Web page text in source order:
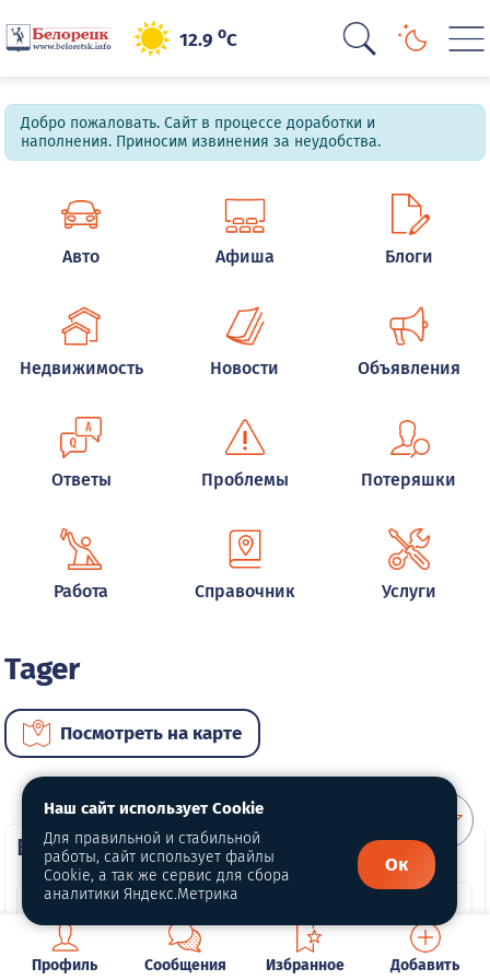
12.9oC
Добро пожаловать. Сайт в процессе доработки и
наполнения. Приносим извинения за неудобства.
Авто Афиша Блоги
Недвижимость Новости Объявления
Ответы Проблемы Потеряшки
Работа Справочник Услуги
Tager
Посмотреть на карте
ВИП автомобили
Профиль Сообщения Избранное Добавить
Наш сайт использует Cookie
Для правильной и стабильной
работы, сайт использует файлы
Cookie, а так же сервис для сбора
аналитики Яндекс.Метрика
Ок